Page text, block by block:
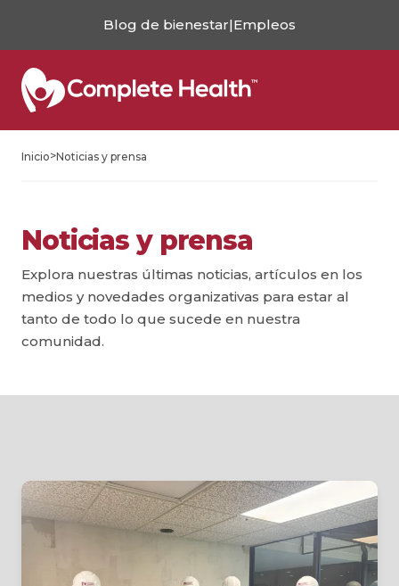
Blog de bienestar|Empleos
Inicio>Noticias y prensa
Noticias y prensa
Explora nuestras últimas noticias, artículos en los
medios y novedades organizativas para estar al
tanto de todo lo que sucede en nuestra
comunidad.